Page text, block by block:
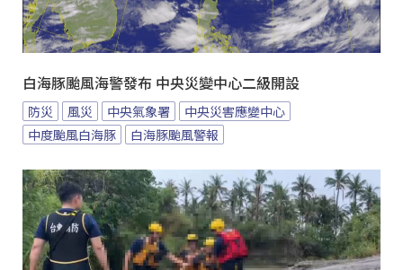
白海豚颱風海警發布 中央災變中心二級開設
防災 風災 中央氣象署
中央災害應變中心
中度颱風白海豚
白海豚颱風警報